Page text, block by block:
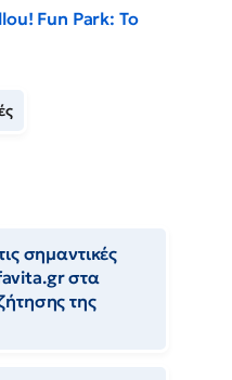
Fun Park: Το
σημαντικές
στα
της